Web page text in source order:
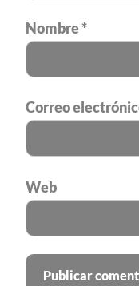
Nombre*
Correo
Web